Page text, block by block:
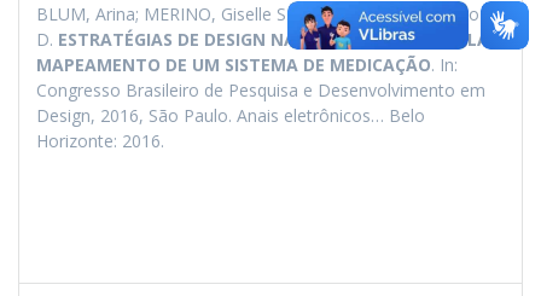
BLUM, Arina; MERINO, Giselle S. A. D.; MERINO, Eugenio A.
D. ESTRATÉGIAS DE DESIGN NA FARMÁCIA HOSPITALAR:
MAPEAMENTO DE UM SISTEMA DE MEDICAÇÃO. In:
Congresso Brasileiro de Pesquisa e Desenvolvimento em
Design, 2016, São Paulo. Anais eletrônicos… Belo
Horizonte: 2016.